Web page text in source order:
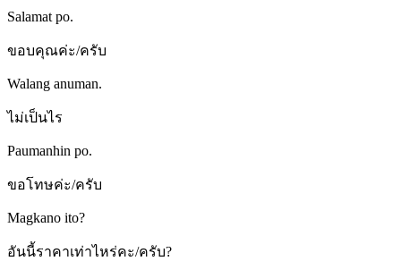
Salamat po.
ขอบคุณค่ะ/ครับ
Walang anuman.
ไม่เป็นไร
Paumanhin po.
ขอโทษค่ะ/ครับ
Magkano ito?
อันนี้ราคาเท่าไหร่คะ/ครับ?